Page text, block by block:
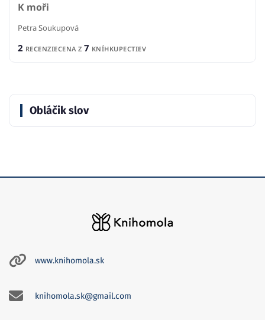
K moři
Petra Soukupová
2 RECENZIECENA Z 7 KNÍHKUPECTIEV
Obláčik slov
www.knihomola.sk
knihomola.sk@gmail.com